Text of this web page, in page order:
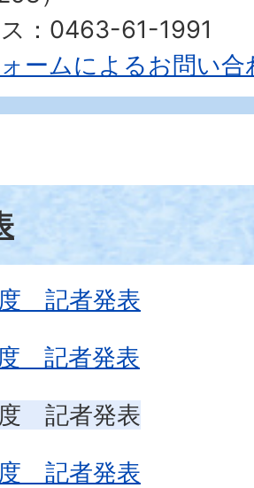
：0463-61-1991
ームによるお問い合
記者発表
記者発表
記者発表
記者発表